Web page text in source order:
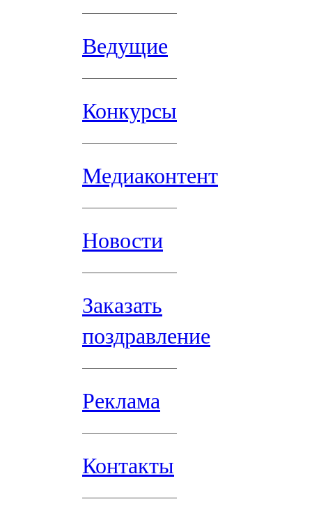
Ведущие
Конкурсы
Медиаконтент
Новости
Заказать
поздравление
Реклама
Контакты